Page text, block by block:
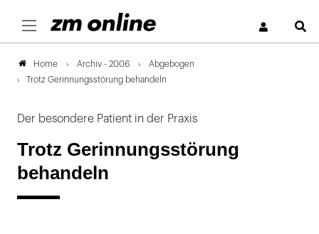
Home Archiv - 2006
Abgebogen
Trotz Gerinnungsstörung behandeln
Der besondere Patient in der Praxis
Trotz Gerinnungsstörung
behandeln